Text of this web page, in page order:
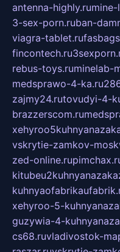
antenna-highly.ru
3-sex-porn.ruban-
viagra-tablet.ru
fincontech.ru
rebus-toys.ruminelab-
medsprawo-4-ka.ru
zajmy24.rutovudyi-4-
brazzerscom.ru
vskrytie-zamkov-
zed-online.ru
xehyroo-5-
guzywia-4-
cs68.ruvladivostok-